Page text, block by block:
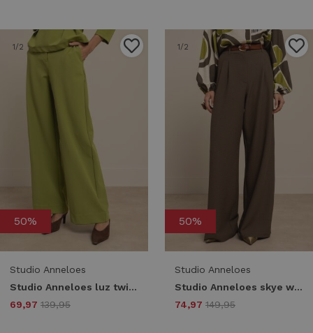
1/2
50%
Studio Anneloes
Studio Anneloes luz twill trousers 13476 Broek 2900 dark lime
69,97 139,95
1/2
50%
Studio Anneloes
Studio Anneloes skye waffle trousers 13485 Broek 7400 new army
74,97 149,95